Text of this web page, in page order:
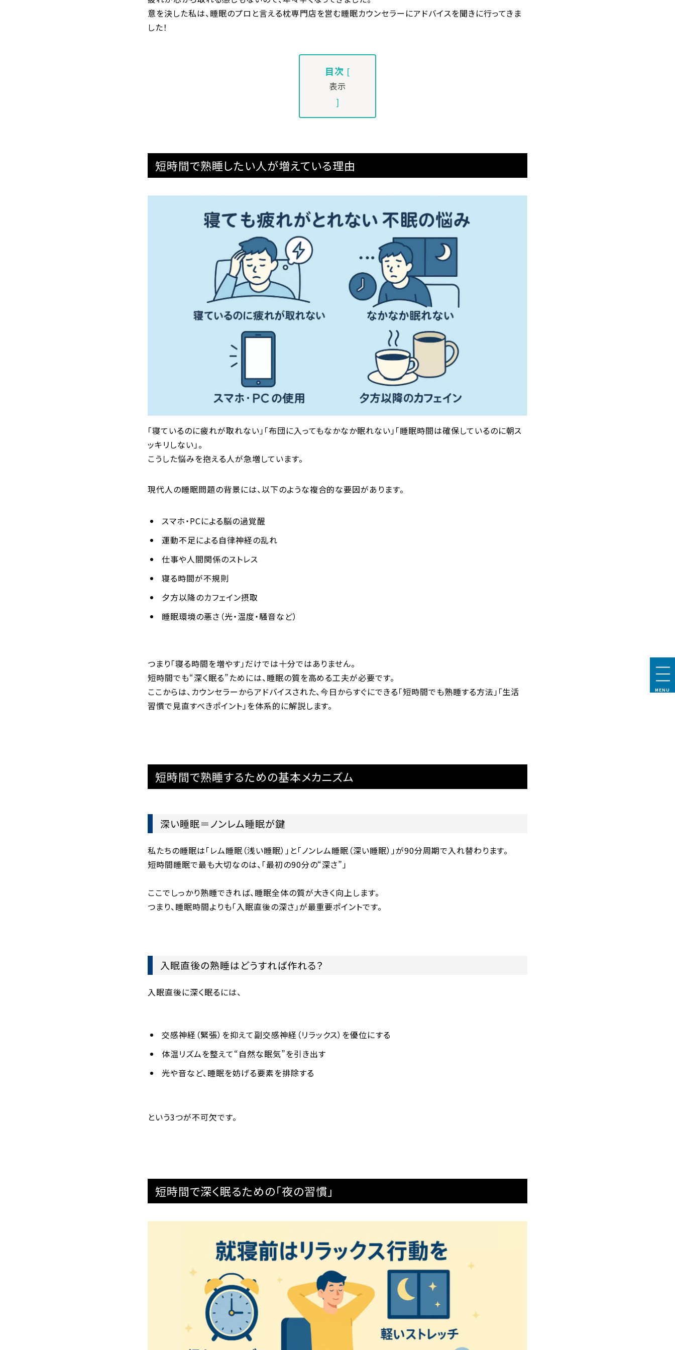
意を決した私は、睡眠のプロと言える枕専門店を営む睡眠カウンセラーにアドバイスを聞きに行ってきま
した！
目次 [
表示
]
短時間で熟睡したい人が増えている理由
「寝ているのに疲れが取れない」「布団に入ってもなかなか眠れない」「睡眠時間は確保しているのに朝ス
ッキリしない」。
こうした悩みを抱える人が急増しています。
現代人の睡眠問題の背景には、以下のような複合的な要因があります。
スマホ・PCによる脳の過覚醒
運動不足による自律神経の乱れ
仕事や人間関係のストレス
寝る時間が不規則
夕方以降のカフェイン摂取
睡眠環境の悪さ（光・温度・騒音など）
つまり「寝る時間を増やす」だけでは十分ではありません。
短時間でも“深く眠る”ためには、睡眠の質を高める工夫が必要です。
ここからは、カウンセラーからアドバイスされた、今日からすぐにできる「短時間でも熟睡する方法」「生活
習慣で見直すべきポイント」を体系的に解説します。
短時間で熟睡するための基本メカニズム
深い睡眠＝ノンレム睡眠が鍵
私たちの睡眠は「レム睡眠（浅い睡眠）」と「ノンレム睡眠（深い睡眠）」が90分周期で入れ替わります。
短時間睡眠で最も大切なのは、「最初の90分の“深さ”」
ここでしっかり熟睡できれば、睡眠全体の質が大きく向上します。
つまり、睡眠時間よりも「入眠直後の深さ」が最重要ポイントです。
入眠直後の熟睡はどうすれば作れる？
入眠直後に深く眠るには、
交感神経（緊張）を抑えて副交感神経（リラックス）を優位にする
体温リズムを整えて“自然な眠気”を引き出す
光や音など、睡眠を妨げる要素を排除する
という3つが不可欠です。
短時間で深く眠るための「夜の習慣」
MENU